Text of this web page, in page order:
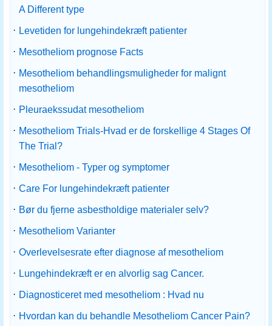
A Different type
· Levetiden for lungehindekræft patienter
· Mesotheliom prognose Facts
· Mesotheliom behandlingsmuligheder for malignt
mesotheliom
· Pleuraekssudat mesotheliom
· Mesotheliom Trials-Hvad er de forskellige 4 Stages Of
The Trial?
· Mesotheliom - Typer og symptomer
· Care For lungehindekræft patienter
· Bør du fjerne asbestholdige materialer selv?
· Mesotheliom Varianter
· Overlevelsesrate efter diagnose af mesotheliom
· Lungehindekræft er en alvorlig sag Cancer.
· Diagnosticeret med mesotheliom : Hvad nu
· Hvordan kan du behandle Mesotheliom Cancer Pain?